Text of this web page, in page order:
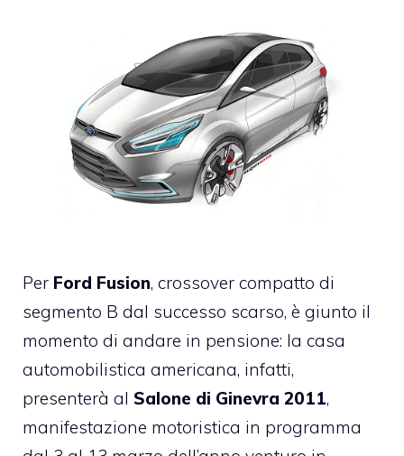
Per Ford Fusion, crossover compatto di
segmento B dal successo scarso, è giunto il
momento di andare in pensione: la casa
automobilistica americana, infatti,
presenterà al Salone di Ginevra 2011,
manifestazione motoristica in programma